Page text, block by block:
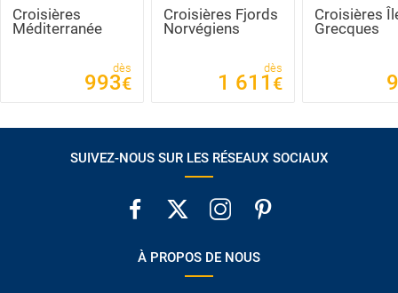
Croisières
Méditerranée
dès
993€
Croisières Fjords
Norvégiens
dès
1 611 €
Croisières
Grecques
SUIVEZ-NOUS SUR LES RÉSEAUX SOCIAUX
À PROPOS DE NOUS